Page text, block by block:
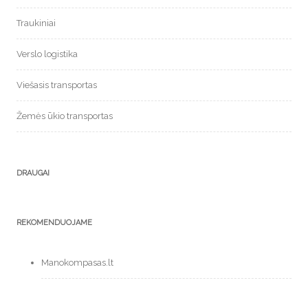
Traukiniai
Verslo logistika
Viešasis transportas
Žemės ūkio transportas
DRAUGAI
REKOMENDUOJAME
Manokompasas.lt